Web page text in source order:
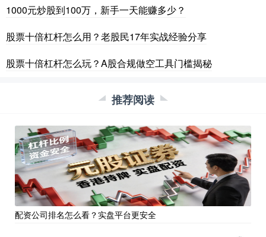
1000元炒股到100万，新手一天能赚多少？
股票十倍杠杆怎么用？老股民17年实战经验分享
股票十倍杠杆怎么玩？A股合规做空工具门槛揭秘
推荐阅读
配资公司排名怎么看？实盘平台更安全